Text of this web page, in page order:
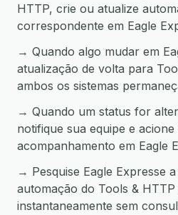
HTTP, crie ou atualize
correspondente em Eagle
→ Quando algo mudar em
atualização de volta para
ambos os sistemas
→ Quando um status for
notifique sua equipe e
acompanhamento em Eagle
→ Pesquise Eagle Expresse
automação do Tools &
instantaneamente sem